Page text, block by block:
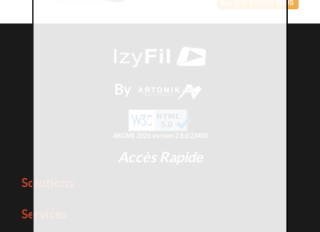
By
AKCMS 2026 version 2.8.0.23450
Accès Rapide
Solutions
Services